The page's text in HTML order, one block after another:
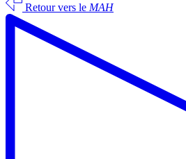
Retour vers le MAH